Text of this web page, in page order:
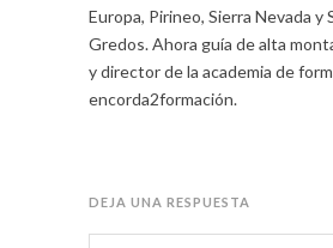
Europa, Pirineo, Sierra Nevada y
Gredos. Ahora guía de alta
y director de la academia de
encorda2formación.
DEJA UNA RESPUESTA